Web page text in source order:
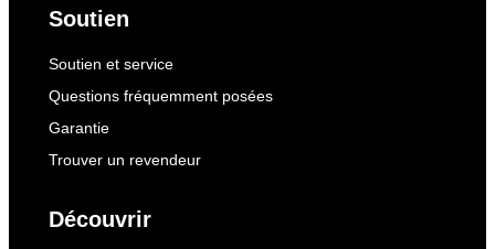
Soutien
Soutien et service
Questions fréquemment posées
Garantie
Trouver un revendeur
Découvrir